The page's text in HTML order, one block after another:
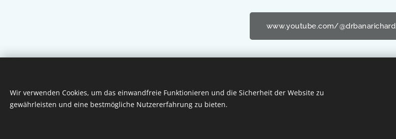
www.youtube.com/@drbanarichard
© 2026 Dr. Richárd Bana | Alle Rechte vorbehalten.
Wir verwenden Cookies, um das einwandfreie Funktionieren und die Sicherheit der Website zu
gewährleisten und eine bestmögliche Nutzererfahrung zu bieten.